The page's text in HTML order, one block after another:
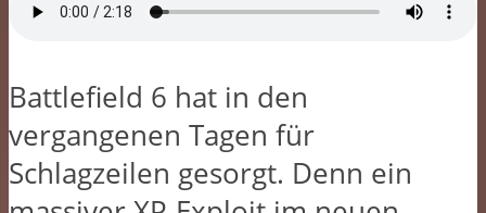
Battlefield 6 hat in den
vergangenen Tagen für
Schlagzeilen gesorgt. Denn ein